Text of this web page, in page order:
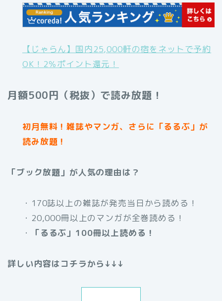
【じゃらん】国内25,000軒の宿をネットで予約
OK！2％ポイント還元！
月額500円（税抜）で読み放題！
初月無料！雑誌やマンガ、さらに「るるぶ」が
読み放題！
「ブック放題」が人気の理由は？
・170誌以上の雑誌が発売当日から読める！
・20,000冊以上のマンガが全巻読める！
・
「るるぶ」100冊以上読める！
詳しい内容はコチラから↓↓↓